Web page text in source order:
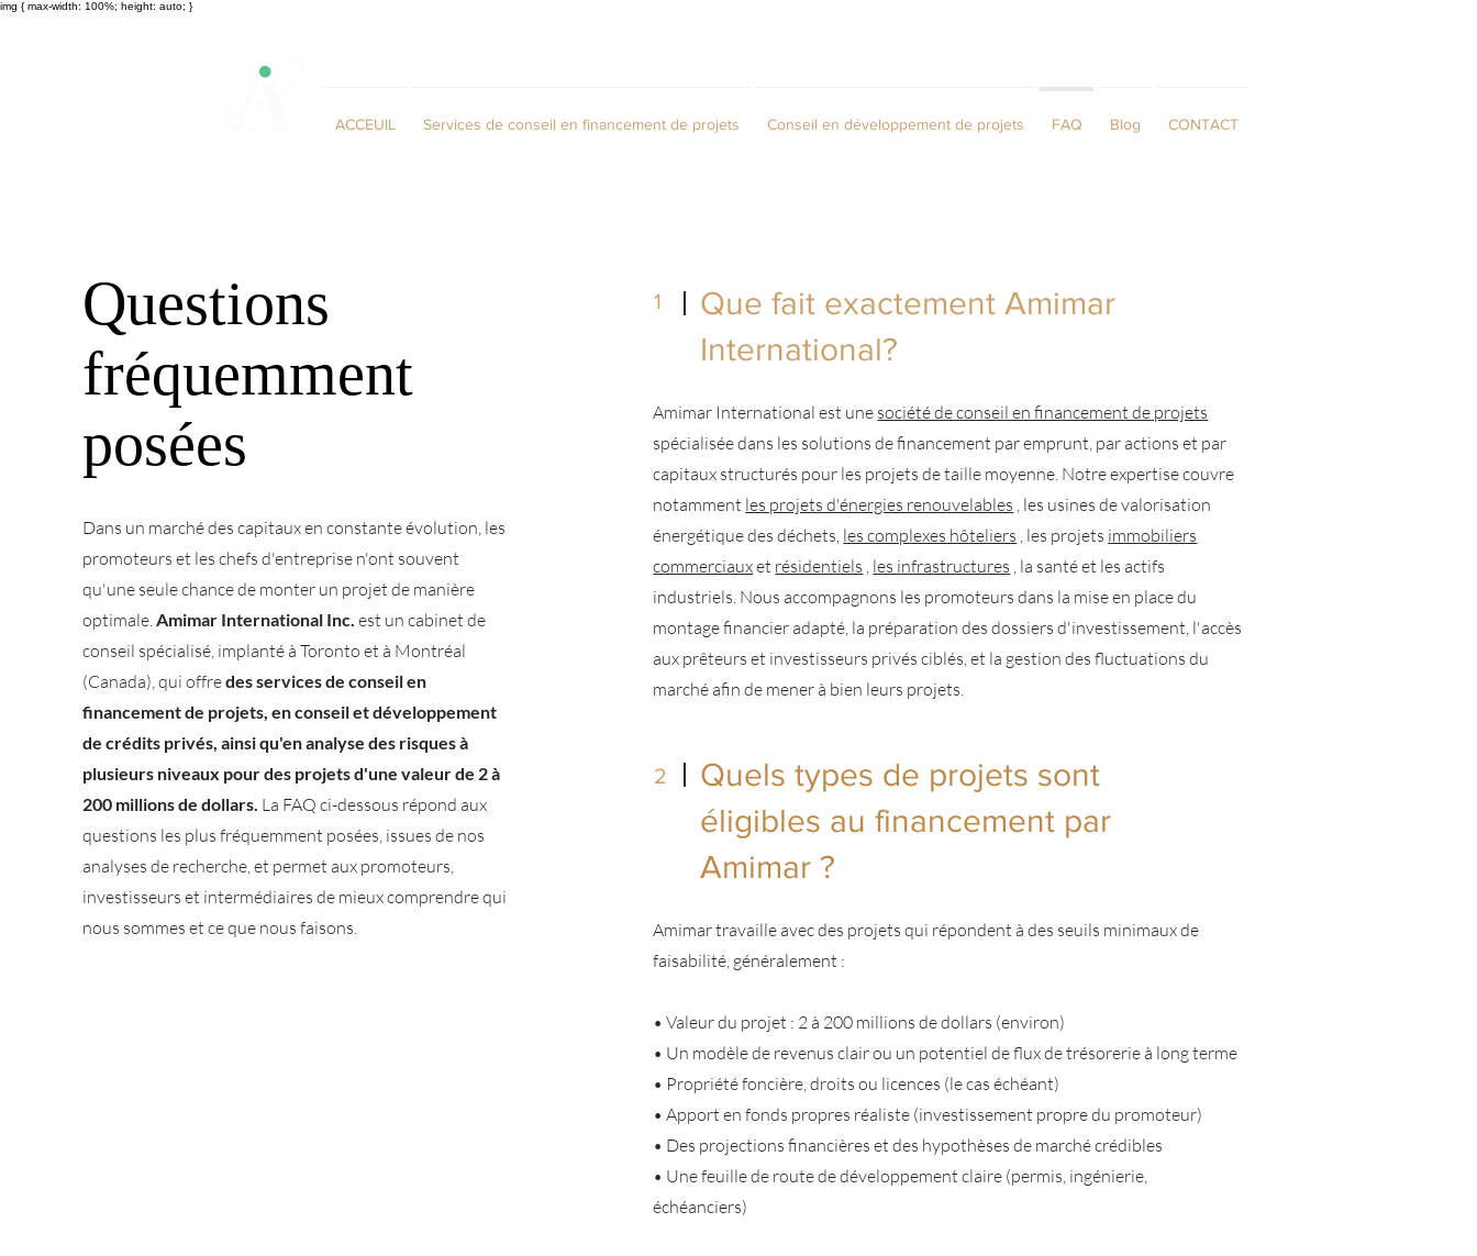
img { max-width: 100%; height: auto; }
ACCEUIL Services de conseil en financement de projets Conseil en développement de projets FAQ Blog CONTACT
Questions
fréquemment
posées
Dans un marché des capitaux en constante évolution, les
promoteurs et les chefs d'entreprise n'ont souvent
qu'une seule chance de monter un projet de manière
optimale.Amimar International Inc. est un cabinet de
conseil spécialisé, implanté à Toronto et à Montréal
(Canada), qui offredes services de conseil en
financement de projets, en conseil et développement
de crédits privés, ainsi qu'en analyse des risques à
plusieurs niveaux pour des projets d'une valeur de 2 à
200 millions de dollars. La FAQ ci-dessous répond aux
questions les plus fréquemment posées, issues de nos
analyses de recherche, et permet aux promoteurs,
investisseurs et intermédiaires de mieux comprendre qui
nous sommes et ce que nous faisons.
1
Que fait exactement Amimar
International?
Amimar International est une société de conseil en financement de projets
spécialisée dans les solutions de financement par emprunt, par actions et par
capitaux structurés pour les projets de taille moyenne. Notre expertise couvre
notamment les projets d'énergies renouvelables , les usines de valorisation
énergétique des déchets, les complexes hôteliers , les projets immobiliers
commerciauxet résidentiels , les infrastructures , la santé et les actifs
industriels. Nous accompagnons les promoteurs dans la mise en place du
montage financier adapté, la préparation des dossiers d'investissement, l'accès
aux prêteurs et investisseurs privés ciblés, et la gestion des fluctuations du
marché afin de mener à bien leurs projets.
2
Quels types de projets sont
éligibles au financement par
Amimar ?
Amimar travaille avec des projets qui répondent à des seuils minimaux de
faisabilité, généralement :
• Valeur du projet : 2 à 200 millions de dollars (environ)
• Un modèle de revenus clair ou un potentiel de flux de trésorerie à long terme
• Propriété foncière, droits ou licences (le cas échéant)
• Apport en fonds propres réaliste (investissement propre du promoteur)
• Des projections financières et des hypothèses de marché crédibles
• Une feuille de route de développement claire (permis, ingénierie,
échéanciers)